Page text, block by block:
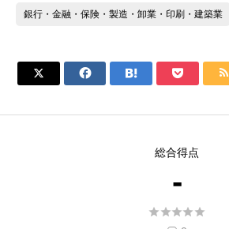
銀行・金融・保険・製造・卸業・印刷・建築業
    
総合得点
-
